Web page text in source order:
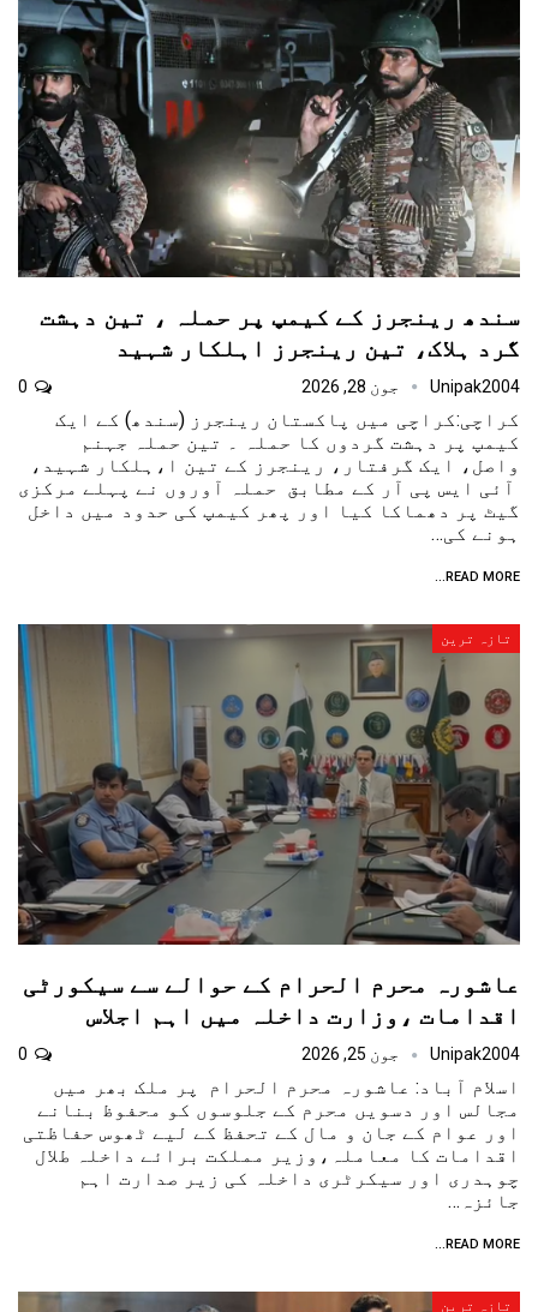
سندھ رینجرز کے کیمپ پر حملہ ، تین دہشت
گرد ہلاک، تین رینجرز اہلکار شہید
Unipak2004 جون 28, 2026
کراچی:کراچی میں پاکستان رینجرز (سندھ) کے ایک
کیمپ پر دہشت گردوں کا حملہ ۔ تین حملہ جہنم
واصل، ایک گرفتار، رینجرز کے تین ا،ہلکار شہید،
آئی ایس پی آر کے مطابق حملہ آوروں نے پہلے مرکزی
گیٹ پر دھماکا کیا اور پھر کیمپ کی حدود میں داخل
ہونے کی…
READ MORE...
تازہ ترین
عاشورہ محرم الحرام کے حوالے سے سیکورٹی
اقدامات ،وزارت داخلہ میں اہم اجلاس
Unipak2004 جون 25, 2026
اسلام آباد: عاشورہ محرم الحرام پر ملک بھر میں
مجالس اور دسویں محرم کے جلوسوں کو محفوظ بنانے
اور عوام کے جان و مال کے تحفظ کے لیے ٹھوس حفاظتی
اقدامات کا معاملہ،‎‎وزیر مملکت برائے داخلہ طلال
چوہدری اور سیکرٹری داخلہ کی زیر صدارت اہم
جائزہ…
READ MORE...
تازہ ترین